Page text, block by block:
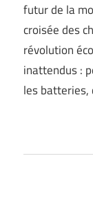
futur de la
croisée des
révolution
inattendus :
les